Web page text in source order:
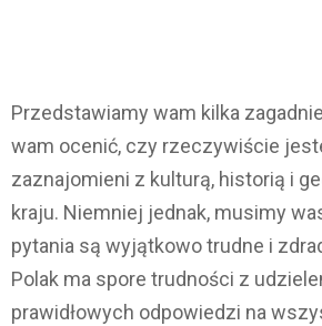
Przedstawiamy wam kilka
wam ocenić, czy rzeczywiście
zaznajomieni z kulturą, historią i
kraju. Niemniej jednak, musimy
pytania są wyjątkowo trudne i
Polak ma spore trudności z
prawidłowych odpowiedzi na